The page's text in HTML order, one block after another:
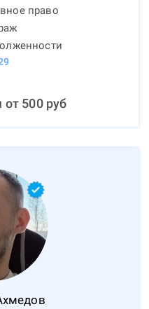
право
от 500руб